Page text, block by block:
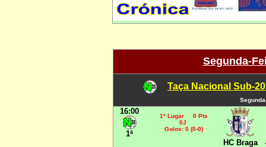
Segunda-
Taça Nacional Sub-
16:00
1ª
1º Lugar 0 Pts
0J
Golos: 0 (0-0)
HC Braga